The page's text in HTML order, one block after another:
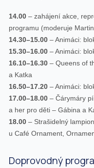
14.00– zahájení akce,
programu (moderuje
14.30–15.00– Animáci:
15.30–16.00– Animáci:
16.10–16.30– Queens of
a Katka
16.50–17.20– Animáci:
17.00–18.00– Čárymáry
a her pro děti – Gábina a
18.00– Strašidelný
u Café Ornament,
Doprovodný